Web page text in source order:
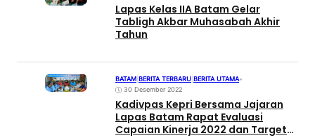
Lapas Kelas IIA Batam Gelar
Tabligh Akbar Muhasabah Akhir
Tahun
BATAM BERITA TERBARU BERITA UTAMA•
30 Desember 2022
Kadivpas Kepri Bersama Jajaran
Lapas Batam Rapat Evaluasi
Capaian Kinerja 2022 dan Target